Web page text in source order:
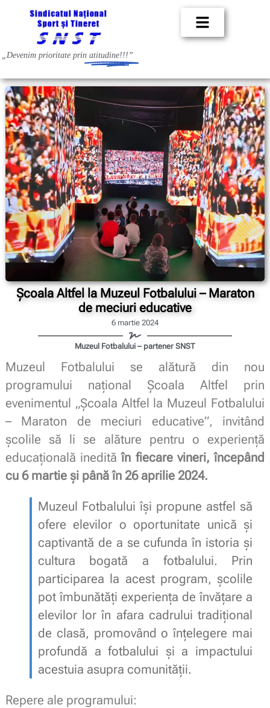
„Devenim prioritate prin atitudine!!!”
Școala Altfel la Muzeul Fotbalului – Maraton
de meciuri educative
6 martie 2024
Muzeul Fotbalului – partener SNST
Muzeul Fotbalului se alătură din nou
programului național Școala Altfel prin
evenimentul „Școala Altfel la Muzeul Fotbalului
– Maraton de meciuri educative”, invitând
școlile să li se alăture pentru o experiență
educațională inedităîn fiecare vineri, începând
cu 6 martie și până în 26 aprilie 2024.
Muzeul Fotbalului își propune astfel să
ofere elevilor o oportunitate unică și
captivantă de a se cufunda în istoria și
cultura bogată a fotbalului. Prin
participarea la acest program, școlile
pot îmbunătăți experiența de învățare a
elevilor lor în afara cadrului tradițional
de clasă, promovând o înțelegere mai
profundă a fotbalului și a impactului
acestuia asupra comunității.
Repere ale programului: